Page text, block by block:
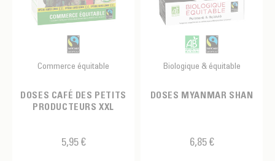
Commerce équitable
DOSES CAFÉ DES PETITS
PRODUCTEURS XXL
5,95 €
Biologique & équitable
DOSES MYANMAR SHAN
6,85 €